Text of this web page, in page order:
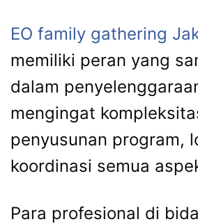
EO family gathering
memiliki peran yang
dalam
mengingat
penyusunan program,
koordinasi semua
Para profesional di